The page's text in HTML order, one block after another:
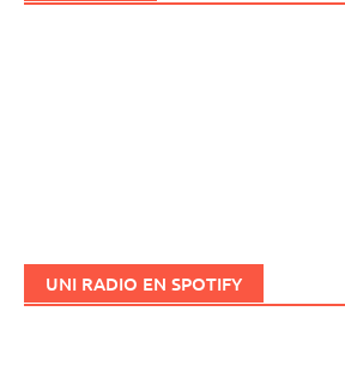
UNI RADIO EN SPOTIFY